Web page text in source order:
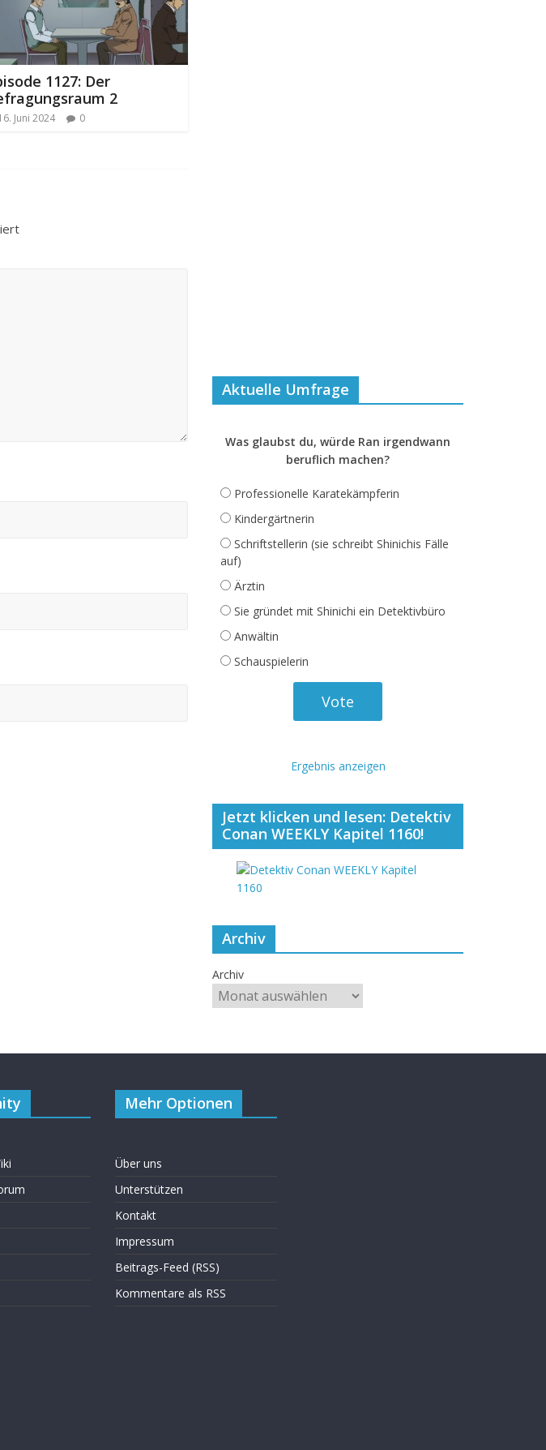
1127: Der
2
Juni 2024 0
Aktuelle Umfrage
Was glaubst du, würde Ran irgendwann
beruflich machen?
Professionelle Karatekämpferin
Kindergärtnerin
Schriftstellerin (sie schreibt Shinichis Fälle
auf)
Ärztin
Sie gründet mit Shinichi ein Detektivbüro
Anwältin
Schauspielerin
Ergebnis anzeigen
Jetzt klicken und lesen: Detektiv
Conan WEEKLY Kapitel 1160!
Archiv
Archiv
Mehr Optionen
Über uns
Unterstützen
Kontakt
Impressum
Beitrags-Feed (RSS)
Kommentare als RSS